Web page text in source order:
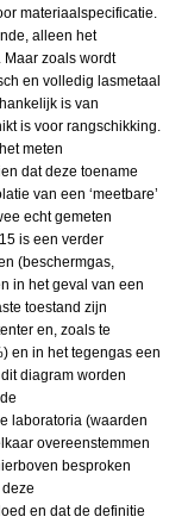
materiaalspecificatie.
alleen het
zoals wordt
en volledig lasmetaal
is van
is voor rangschikking.
meten
dat deze toename
van een ‘meetbare’
echt gemeten
is een verder
(beschermgas,
in het geval van een
toestand zijn
en, zoals te
en in het tegengas een
diagram worden
laboratoria (waarden
overeenstemmen
besproken
en dat de definitie